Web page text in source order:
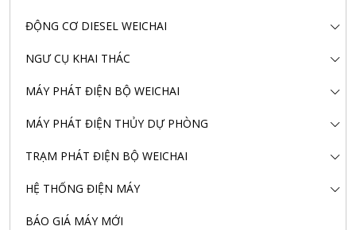
ĐỘNG CƠ DIESEL WEICHAI
NGƯ CỤ KHAI THÁC
MÁY PHÁT ĐIỆN BỘ WEICHAI
MÁY PHÁT ĐIỆN THỦY DỰ PHÒNG
TRẠM PHÁT ĐIỆN BỘ WEICHAI
HỆ THỐNG ĐIỆN MÁY
BÁO GIÁ MÁY MỚI